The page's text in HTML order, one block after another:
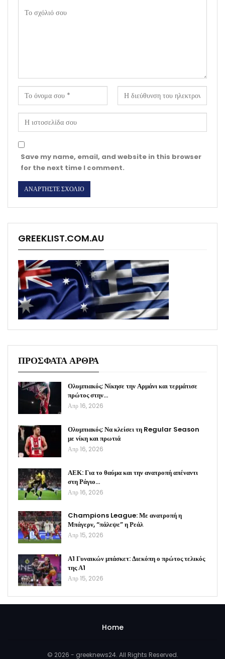
Save my name, email, and website in this browser
for the next time I comment.
GREEKLIST.COM.AU
ΠΡΟΣΦΑΤΑ ΑΡΘΡΑ
Ολυμπιακός: Νίκησε την Αρμάνι και τερμάτισε
πρώτος στην…
Απρ 16, 2026
Ολυμπιακός: Να κλείσει τη Regular Season
με νίκη και πρωτιά
Απρ 16, 2026
ΑΕΚ: Για το θαύμα και την ανατροπή απέναντι
στη Ράγιο…
Απρ 16, 2026
Champions League: Με ανατροπή η
Μπάγερν, “πάλεψε” η Ρεάλ
Απρ 15, 2026
Α1 Γυναικών μπάσκετ: Διεκόπη ο πρώτος τελικός
της Α1
Απρ 15, 2026
Home
© 2026 - greeknews24. All Rights Reserved.